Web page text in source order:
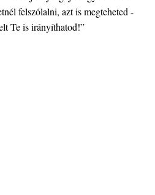
felszólalni, azt is megteheted -
Te is irányíthatod!”